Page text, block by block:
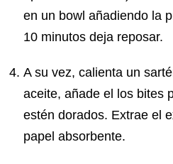
en un bowl añadiendo la
10 minutos deja reposar.
A su vez, calienta un
aceite, añade el los bites
estén dorados. Extrae el
papel absorbente.